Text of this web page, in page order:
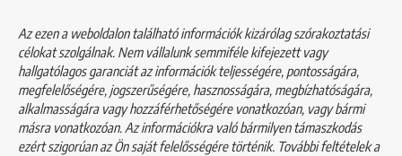
Az ezen a weboldalon található információk kizárólag szórakoztatási
célokat szolgálnak. Nem vállalunk semmiféle kifejezett vagy
hallgatólagos garanciát az információk teljességére, pontosságára,
megfelelőségére, jogszerűségére, hasznosságára, megbízhatóságára,
alkalmasságára vagy hozzáférhetőségére vonatkozóan, vagy bármi
másra vonatkozóan. Az információkra való bármilyen támaszkodás
ezért szigorúan az Ön saját felelősségére történik. További feltételek a